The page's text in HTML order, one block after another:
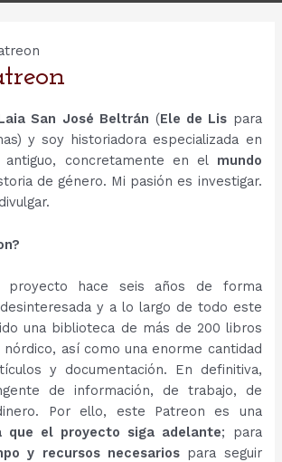
San José Beltrán (Ele de Lis para
y soy historiadora especializada en
antiguo, concretamente en el mundo
de género. Mi pasión es investigar.
proyecto hace seis años de forma
y a lo largo de todo este
una biblioteca de más de 200 libros
así como una enorme cantidad
y documentación. En definitiva,
de información, de trabajo, de
Por ello, este Patreon es una
que el proyecto siga adelante; para
y recursos necesarios para seguir